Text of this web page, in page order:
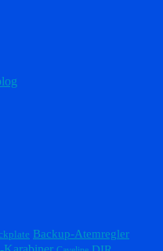
Backup-Atemregler